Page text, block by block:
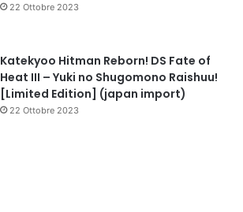
22 Ottobre 2023
Katekyoo Hitman Reborn! DS Fate of
Heat III – Yuki no Shugomono Raishuu!
[Limited Edition] (japan import)
22 Ottobre 2023